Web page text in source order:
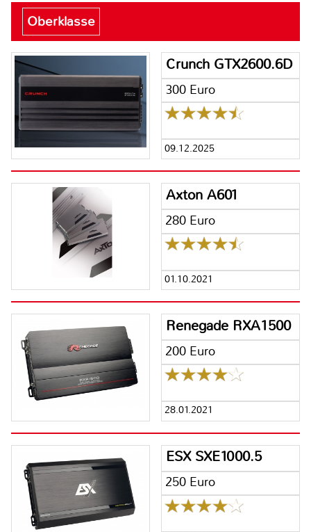
Oberklasse
Crunch GTX2600.6D
300 Euro
09.12.2025
Axton A601
280 Euro
01.10.2021
Renegade RXA1500
200 Euro
28.01.2021
ESX SXE1000.5
250 Euro